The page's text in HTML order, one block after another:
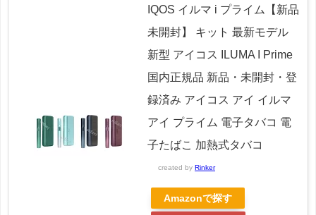
IQOS イルマ i プライム【新品
未開封】 キット 最新モデル
新型 アイコス ILUMA I Prime
国内正規品 新品・未開封・登
録済み アイコス アイ イルマ
アイ プライム 電子タバコ 電
子たばこ 加熱式タバコ
created by Rinker
Amazonで探す